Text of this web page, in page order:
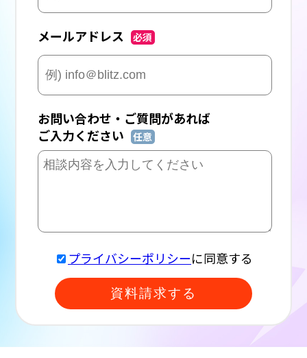
メールアドレス 必須
お問い合わせ・ご質問があれば
ご入力ください
任意
プライバシーポリシーに同意する